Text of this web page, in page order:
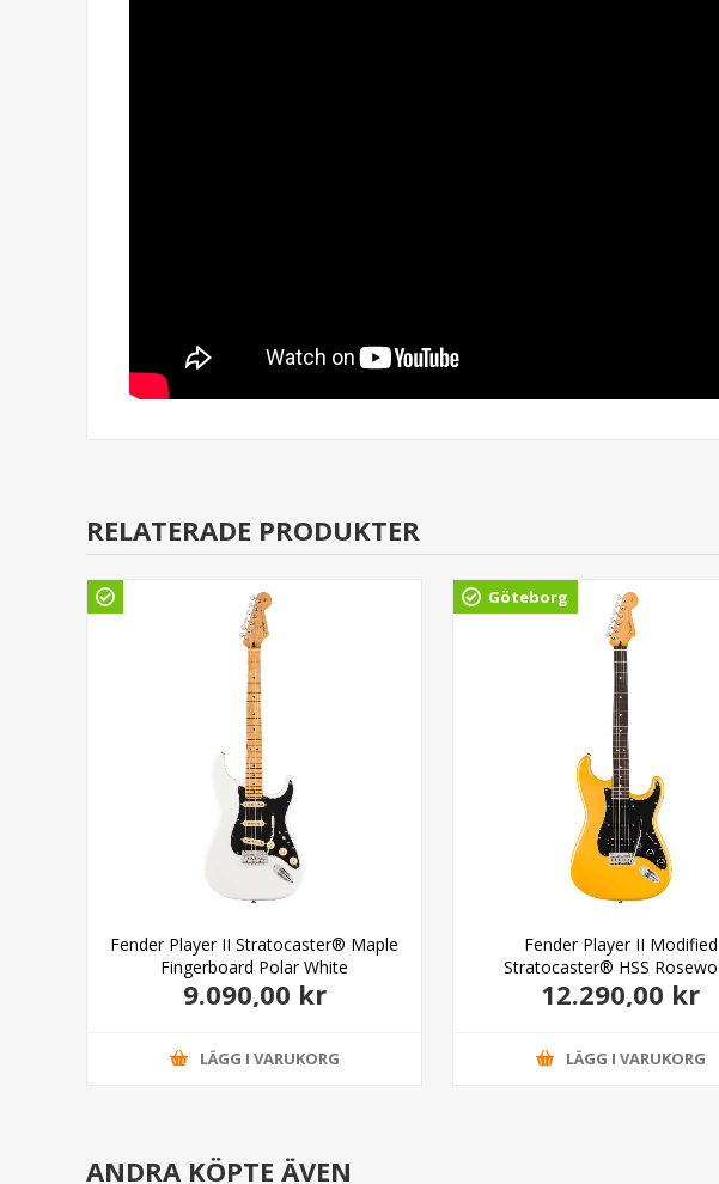
RELATERADE PRODUKTER
Fender Player II Stratocaster® Maple
Fingerboard Polar White
9.090,00 kr
LÄGG I VARUKORG
Göteborg
Fender Player II Modified
Stratocaster® HSS
Fingerboard Sunshine
12.290,00 kr
LÄGG I VARUKORG
ANDRA KÖPTE ÄVEN